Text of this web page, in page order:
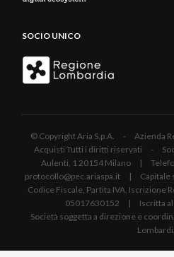
SOCIO UNICO
© Copyright Aria S.p.A. - Azienda
Acquisti Tutti i diritti riservati -
Aulenti, 1 20154 Milano |
protocollo@pec.ariaspa.it | Capitale
Codice Fiscale, Partita IVA, Iscrizione
05017630152 | Iscritta al
Società soggetta a direzione e